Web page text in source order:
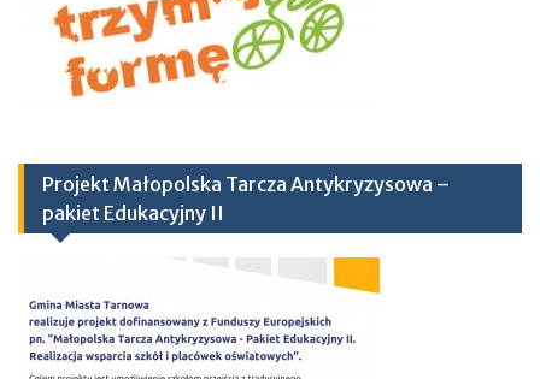
Projekt Małopolska Tarcza Antykryzysowa –
pakiet Edukacyjny II